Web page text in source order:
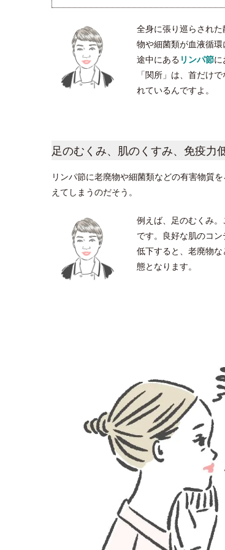
全身に張り巡らされた
物や細菌類が血液循環
途中にある リンパ節に
「関所」は、首だけ
れているんですよ。
足のむくみ、肌のくすみ、免疫力
リンパ節に老廃物や細菌類などの有害物質
えてしまうのだそう。
例えば、足のむくみ
です。良好な肌のコ
低下すると、老廃物
態となります。